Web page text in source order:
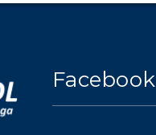
Facebook